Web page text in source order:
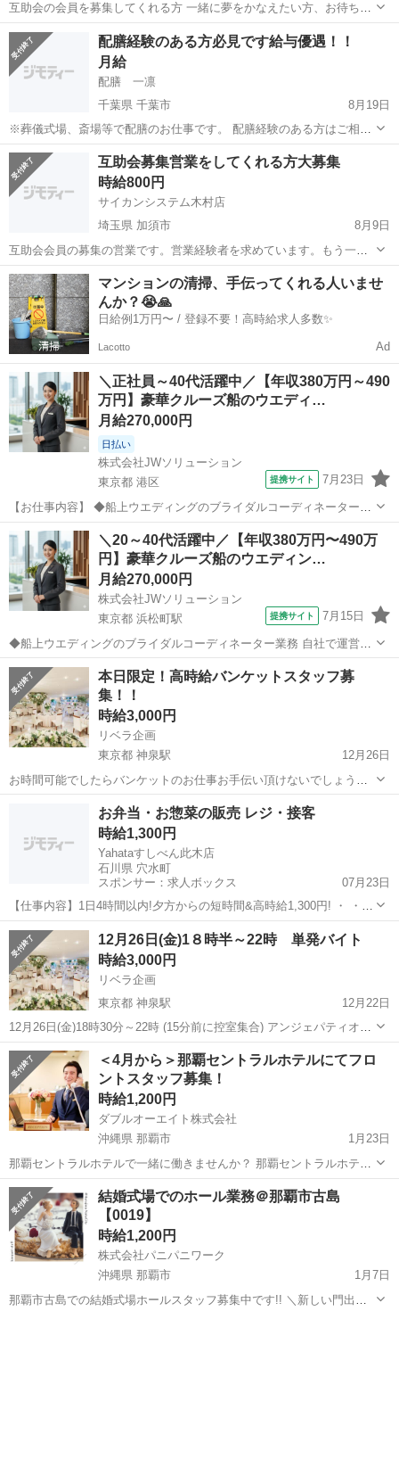
互助会の会員を募集してくれる方 一緒に夢をかなえたい方、お待ちし
ております
埼玉 加須市 加須駅 結婚式場
配膳経験のある方必見です給与優遇！！
月給
配膳 一凛
千葉県 千葉市
8月19日
※葬儀式場、斎場等で配膳のお仕事です。 配膳経験のある方はご相談
下さい。給与等優遇致します。当社ホームページの採用情報より詳細
確認。http://catering0405patch.jimdo.com/ 勤務時間 ...
千葉 千葉市 結婚式場 斎場
互助会募集営業をしてくれる方大募集
時給800円
サイカンシステム木村店
埼玉県 加須市
8月9日
互助会会員の募集の営業です。営業経験者を求めています。もう一度
営業で成功したい方お待ちしてます
埼玉 加須市
マンションの清掃、手伝ってくれる人いませ
んか？😭🙏
日給例1万円〜 / 登録不要！高時給求人多数✨
Lacotto Ad
＼正社員～40代活躍中／【年収380万円～490
万円】豪華クルーズ船のウエディ…
月給270,000円
日払い
株式会社JWソリューション
東京都 港区
提携サイト 7月23日
【お仕事内容】 ◆船上ウエディングのブライダルコーディネーター業
務 自社で運営している船舶上でのウエディングプランナーのお仕事で
す! ホテル・旅行会社などでの営業経験のある方、大歓迎です♪ 週5日
勤務のシフト制(毎週水曜日定...
東京 港区 結婚式場
＼20～40代活躍中／【年収380万円〜490万
円】豪華クルーズ船のウエディン…
月給270,000円
株式会社JWソリューション
東京都 浜松町駅
提携サイト 7月15日
◆船上ウエディングのブライダルコーディネーター業務 自社で運営し
ている船舶上でのウエディングプランナーのお仕事です! ホテル・旅行
会社などでの営業経験のある方、大歓迎です♪ 週5日勤務のシフト制(毎
週水曜日定休日)、賞与は年...
東京 浜松町駅 結婚式場
本日限定！高時給バンケットスタッフ募
集！！
時給3,000円
リベラ企画
東京都 神泉駅
12月26日
お時間可能でしたらバンケットのお仕事お手伝い頂けないでしょう
か？ 企業のパーティー忘年会のスタッフ (お友達との応募可能) 本日
26(金)18時半～22時 渋谷の結婚式場 3時間半交通費込み 11,500円(全
神泉駅 結婚式場
お弁当・お惣菜の販売 レジ・接客
時給1,300円
Yahataすしべん此木店
石川県 穴水町
スポンサー：求人ボックス
07月23日
【仕事内容】1日4時間以内!夕方からの短時間&高時給1,300円! ・ ・
・ · ·· ココがポイント ·· · ・ ・ ・ 1日4時間以内!夕方からの短時間で
無理なく働ける! 時給1,300円の高時給でしっかり稼げる! 簡単な...
アルバイト・パート
12月26日(金)1８時半～22時 単発バイト
時給3,000円
リベラ企画
東京都 神泉駅
12月22日
12月26日(金)18時30分～22時 (15分前に控室集合) アンジェパティオ渋
谷 結婚式場 企業の宴会でのサービススタッフ募集 3時間半 日払い
11,500円 支給 (時給3,000円換算+交通費1,000円) ...
東京 渋谷区 神泉駅 結婚式場
＜4月から＞那覇セントラルホテルにてフロ
ントスタッフ募集！
時給1,200円
ダブルオーエイト株式会社
沖縄県 那覇市
1月23日
那覇セントラルホテルで一緒に働きませんか？ 那覇セントラルホテル
では、 フロントスタッフおよび料飲サービススタッフを募集していま
す！ ＼4月から入職可能な方／ ★フロントスタッフ ◆勤務時
間:8:00〜...
沖縄 結婚式場 スタッフ
結婚式場でのホール業務＠那覇市古島
【0019】
時給1,200円
株式会社パニパニワーク
沖縄県 那覇市
1月7日
那覇市古島での結婚式場ホールスタッフ募集中です!! ＼新しい門出を